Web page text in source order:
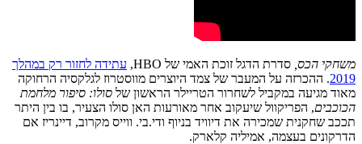
משחקי הכס, סדרת הדגל זוכת האמי של HBO,
עתידה לחזור רק במהלך
2019. ההכרזה על המעבר של צמד היוצרים מווסטרוז לגלקסיה הרחוקה
מאוד מגיעה במקביל לשחרור הטריילר הראשון של סולו: סיפור מלחמת
הכוכבים, הפריקוול שיעקוב אחר מאורעות האן סולו הצעיר, בו בין היתר
תככב שחקנית שמכירה את דיוויד בניוף ודי.בי. ווייס מקרוב, דיינריז אם
הדרקונים בעצמה, אמיליה קלארק.